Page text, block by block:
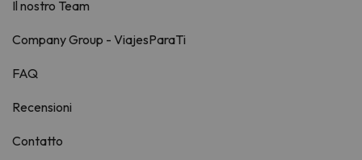
Il nostro Team
Company Group - ViajesParaTi
FAQ
Recensioni
Contatto